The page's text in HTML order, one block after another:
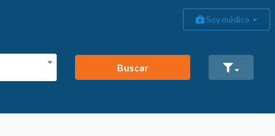
Soy médico
Buscar